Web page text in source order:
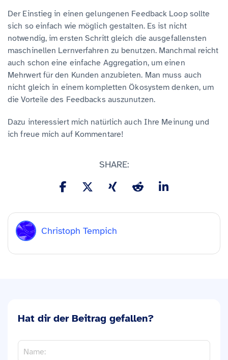
Der Einstieg in einen gelungenen Feedback Loop sollte
sich so einfach wie möglich gestalten. Es ist nicht
notwendig, im ersten Schritt gleich die ausgefallensten
maschinellen Lernverfahren zu benutzen. Manchmal reicht
auch schon eine einfache Aggregation, um einen
Mehrwert für den Kunden anzubieten. Man muss auch
nicht gleich in einem kompletten Ökosystem denken, um
die Vorteile des Feedbacks auszunutzen.
Dazu interessiert mich natürlich auch Ihre Meinung und
ich freue mich auf Kommentare!
SHARE:
Christoph Tempich
Hat dir der Beitrag gefallen?